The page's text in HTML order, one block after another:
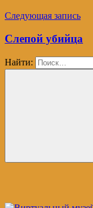
Следующая запись
Слепой убийца
Найти: